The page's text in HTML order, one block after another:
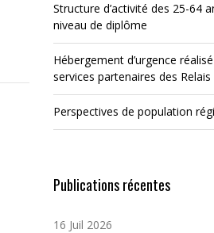
Structure d’activité des 25-64
niveau de diplôme
Hébergement d’urgence
services partenaires des
Perspectives de population
Publications récentes
16 Juil 2026